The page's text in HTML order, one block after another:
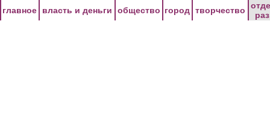
главное власть и деньги общество город творчество